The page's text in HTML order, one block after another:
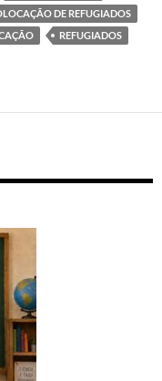
DE REFUGIADOS
REFUGIADOS